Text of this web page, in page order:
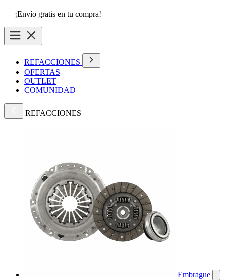
¡Envío gratis en tu compra!
REFACCIONES
OFERTAS
OUTLET
COMUNIDAD
REFACCIONES
Embrague